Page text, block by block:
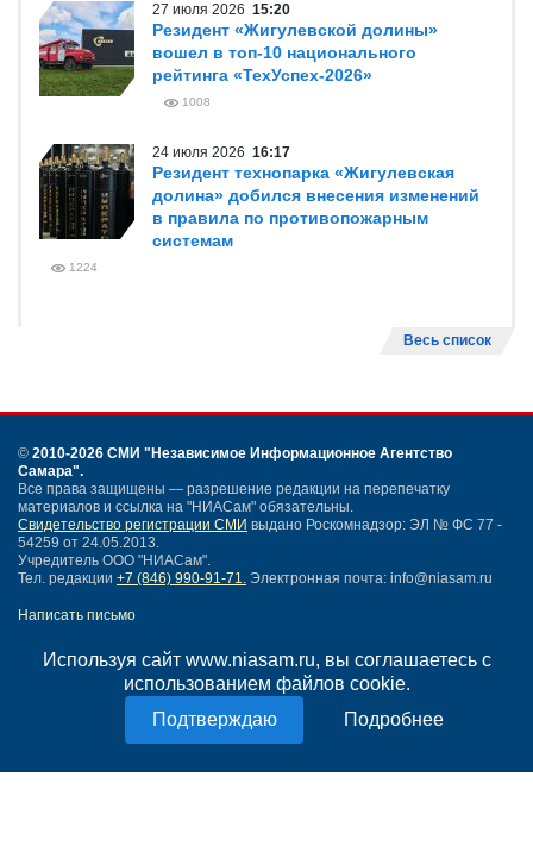
Используя сайт www.niasam.ru, вы соглашаетесь с
использованием файлов cookie.
Подробнее
27 июля 2026 15:20
Резидент «Жигулевской долины»
вошел в топ-10 национального
рейтинга «ТехУспех-2026»
1008
24 июля 2026 16:17
Резидент технопарка «Жигулевская
долина» добился внесения изменений
в правила по противопожарным
системам
1224
Весь список
© 2010-2026 СМИ "Независимое Информационное Агентство
Самара".
Все права защищены — разрешение редакции на перепечатку
материалов и ссылка на "НИАСам" обязательны.
Свидетельство регистрации СМИ выдано Роскомнадзор: ЭЛ № ФС 77 -
54259 от 24.05.2013.
Учредитель ООО "НИАСам".
Тел. редакции +7 (846) 990-91-71. Электронная почта: info@niasam.ru
Написать письмо
Нашли ошибку?
Политика конфиденциальности
Согласие на обработку персональных данных